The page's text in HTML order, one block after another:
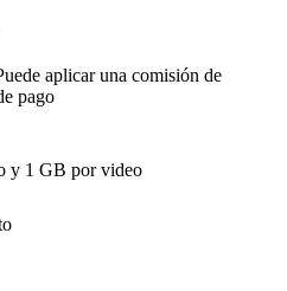
aplicar una comisión de
pago
y 1 GB por video